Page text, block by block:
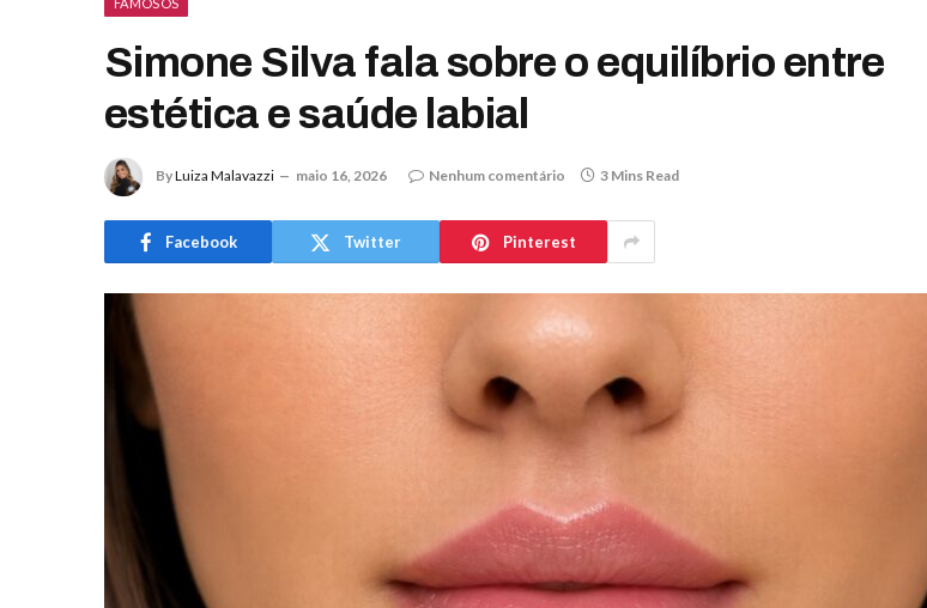
Simone Silva fala sobre o equilíbrio entre
estética e saúde labial
ByLuiza Malavazzi maio 16, 2026 Nenhum comentário 3 Mins Read
Facebook Twitter Pinterest